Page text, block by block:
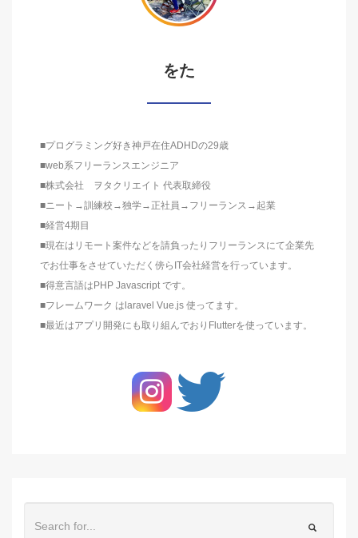
をた
■プログラミング好き神戸在住ADHDの29歳
■web系フリーランスエンジニア
■株式会社 ヲタクリエイト 代表取締役
■ニート→訓練校→独学→正社員→フリーランス→起業
■経営4期目
■現在はリモート案件などを請負ったりフリーランスにて企業先
でお仕事をさせていただく傍らIT会社経営を行っています。
■得意言語はPHP Javascript です。
■フレームワーク はlaravel Vue.js 使ってます。
■最近はアプリ開発にも取り組んでおりFlutterを使っています。